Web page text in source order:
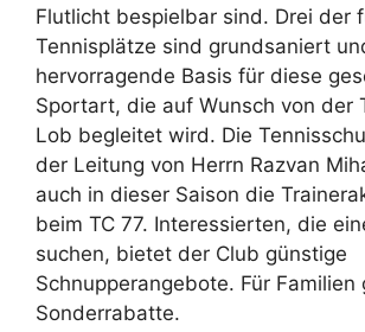
Flutlicht bespielbar sind. Drei der
Tennisplätze sind grundsaniert
hervorragende Basis für diese
Sportart, die auf Wunsch von der
Lob begleitet wird. Die
der Leitung von Herrn Razvan
auch in dieser Saison die
beim TC 77. Interessierten, die
suchen, bietet der Club günstige
Schnupperangebote. Für Familien
Sonderrabatte.